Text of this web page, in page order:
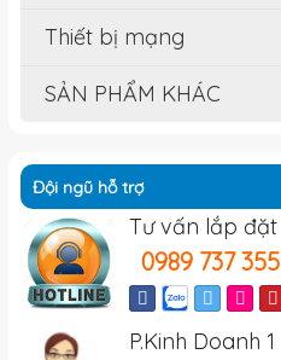
Thiết bị mạng
SẢN PHẨM KHÁC
Đội ngũ hỗ trợ
Tư vấn lắp đặt
0989 737 355
P.Kinh Doanh 1